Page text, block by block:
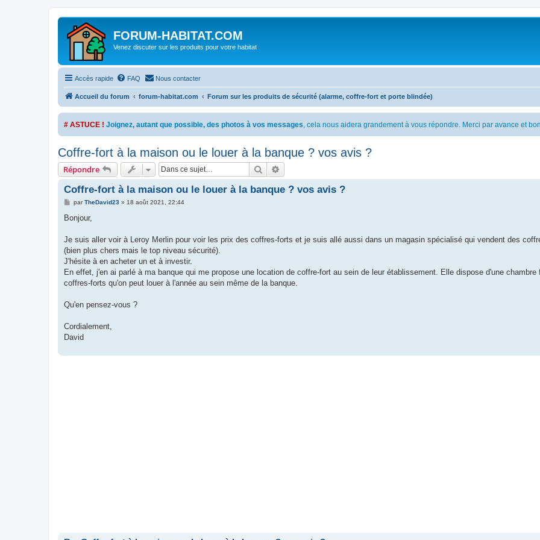
FORUM-HABITAT.COM
Venez discuter sur les produits pour votre habitat
Accès rapide FAQ Nous contacter
Accueil du forum forum-habitat.com Forum sur les produits de sécurité (alarme, coffre-fort et porte blindée)
# ASTUCE ! Joignez, autant que possible, des photos à vos messages, cela nous aidera grandement à vous répondre. Merci par avance et
Coffre-fort à la maison ou le louer à la banque ? vos avis ?
Répondre Rechercher
Coffre-fort à la maison ou le louer à la banque ? vos avis ?
M
s
g
parTheDavid23» 18 août 2021, 22:44
Bonjour,
Je suis aller voir à Leroy Merlin pour voir les prix des coffres-forts et je suis allé aussi dans un magasin spécialisé qui vendent des
(bien plus chers mais le top niveau sécurité).
J'hésite à en acheter un et à investir.
En effet, j'en ai parlé à ma banque qui me propose une location de coffre-fort au sein de leur établissement. Elle dispose d'une chambre
coffres-forts qu'on peut louer à l'année au sein même de la banque.
Qu'en pensez-vous ?
Cordialement,
David